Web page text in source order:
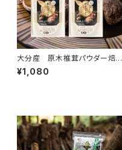
大分産 原木椎茸パウダー焙煎
仕上げ ４０ｇ×２袋セット
¥1,080